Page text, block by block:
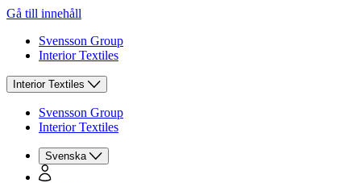
Gå till innehåll
Svensson Group
Interior Textiles
Interior Textiles
Svensson Group
Interior Textiles
Svenska